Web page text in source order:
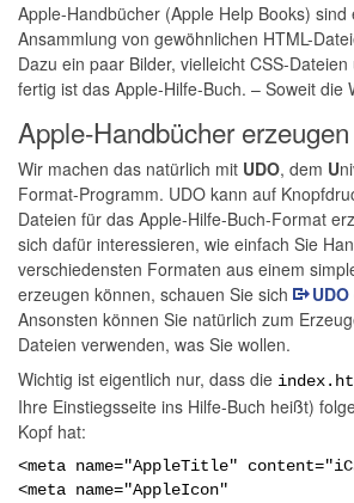
Apple-Handbücher (Apple Help Books)
Ansammlung von gewöhnlichen HTML-
Dazu ein paar Bilder, vielleicht CSS-
fertig ist das Apple-Hilfe-Buch. – Soweit die
Apple-Handbücher erzeugen
Wir machen das natürlich mit UDO, dem U
Format-Programm. UDO kann auf
Dateien für das Apple-Hilfe-Buch-Format
sich dafür interessieren, wie einfach Sie
verschiedensten Formaten aus einem
erzeugen können, schauen Sie sich
UDO
Ansonsten können Sie natürlich zum
Dateien verwenden, was Sie wollen.
Wichtig ist eigentlich nur, dass die
Ihre Einstiegsseite ins Hilfe-Buch heißt)
Kopf hat:
<meta name="AppleTitle"
<meta name="AppleIcon"